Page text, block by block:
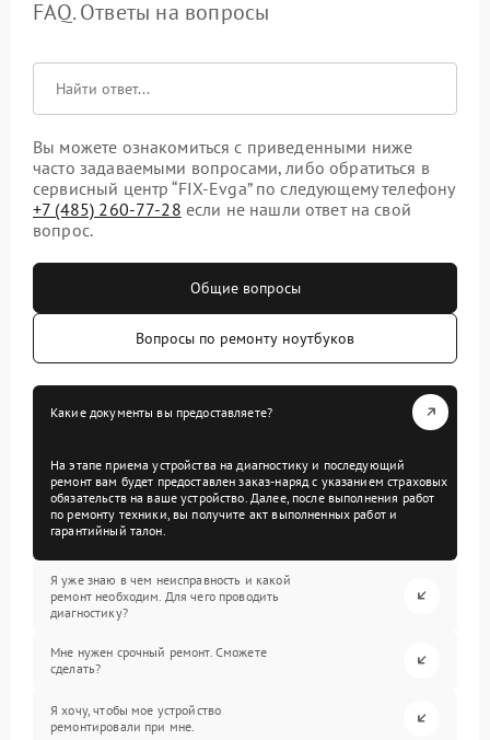
FAQ. Ответы на вопросы
Вы можете ознакомиться с приведенными ниже
часто задаваемыми вопросами, либо обратиться в
сервисный центр “FIX-Evga” по следующему телефону
+7 (485) 260-77-28 если не нашли ответ на свой
вопрос.
Общие вопросы
Вопросы по ремонту ноутбуков
Какие документы вы предоставляете?
На этапе приема устройства на диагностику и последующий
ремонт вам будет предоставлен заказ-наряд с указанием страховых
обязательств на ваше устройство. Далее, после выполнения работ
по ремонту техники, вы получите акт выполненных работ и
гарантийный талон.
Я уже знаю в чем неисправность и какой
ремонт необходим. Для чего проводить
диагностику?
Мне нужен срочный ремонт. Сможете
сделать?
Я хочу, чтобы мое устройство
ремонтировали при мне.